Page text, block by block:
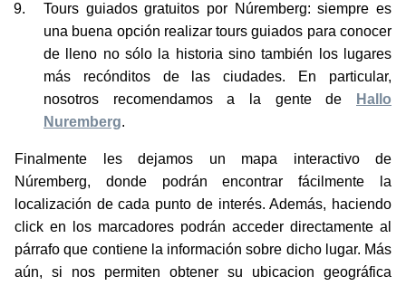
Tours guiados gratuitos por Núremberg: siempre es
una buena opción realizar tours guiados para conocer
de lleno no sólo la historia sino también los lugares
más recónditos de las ciudades. En particular,
nosotros recomendamos a la gente de
Hallo
Nuremberg.
Finalmente les dejamos un mapa interactivo de
Núremberg, donde podrán encontrar fácilmente la
localización de cada punto de interés. Además, haciendo
click en los marcadores podrán acceder directamente al
párrafo que contiene la información sobre dicho lugar. Más
aún, si nos permiten obtener su ubicacion geográfica